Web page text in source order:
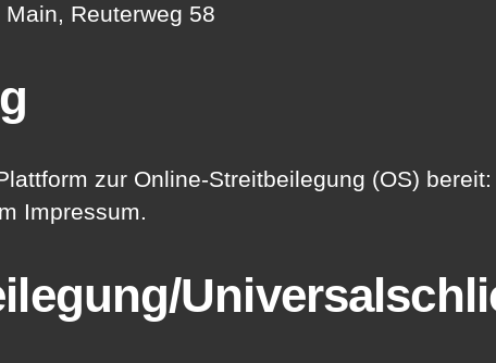
Reuterweg 58
zur Online-Streitbeilegung (OS) bereit:
Impressum.